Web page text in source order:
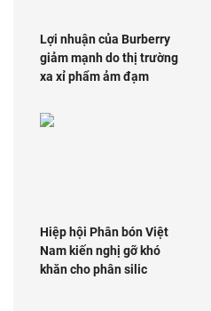
Lợi nhuận của Burberry
giảm mạnh do thị trường
xa xỉ phẩm ảm đạm
Hiệp hội Phân bón Việt
Nam kiến nghị gỡ khó
khăn cho phân silic